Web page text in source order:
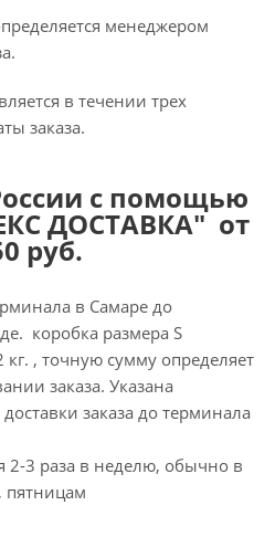
менеджером
в течении трех
заказа.
с помощью
ДОСТАВКА" от
руб.
в Самаре до
коробка размера S
, точную сумму определяет
заказа. Указана
заказа до терминала
2-3 раза в неделю, обычно в
пятницам